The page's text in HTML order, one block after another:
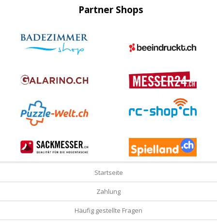
Partner Shops
Startseite
Zahlung
Häufig gestellte Fragen